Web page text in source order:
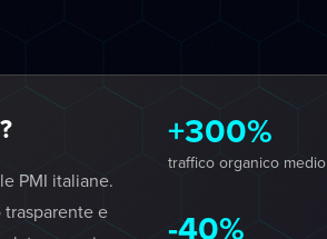
PMI italiane.
e
+300%
traffico organico medio
-40%